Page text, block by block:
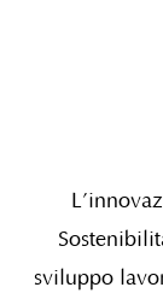
sviluppo